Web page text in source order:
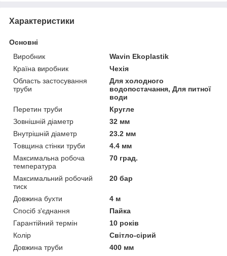
Характеристики
Основні
Виробник
Wavin Ekoplastik
Країна виробник
Чехія
Область застосування
труби
Для холодного
водопостачання, Для питної
води
Перетин труби
Кругле
Зовнішній діаметр
32 мм
Внутрішній діаметр
23.2 мм
Товщина стінки труби
4.4 мм
Максимальна робоча
температура
70 град.
Максимальний робочий
тиск
20 бар
Довжина бухти
4 м
Спосіб з'єднання
Пайка
Гарантійний термін
10 років
Колір
Світло-сірий
Довжина труби
400 мм